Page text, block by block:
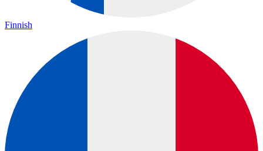
Finnish